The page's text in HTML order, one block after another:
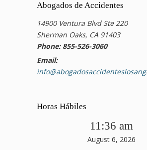
Abogados de Accidentes
14900 Ventura Blvd Ste 220
Sherman Oaks, CA 91403
Phone: 855-526-3060
Email:
Horas Hábiles
11:36 am
August 6, 2026